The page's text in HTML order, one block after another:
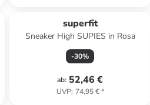
superfit
Sneaker High SUPIES in Rosa
-30%
ab: 52,46 €
UVP: 74,95 €*